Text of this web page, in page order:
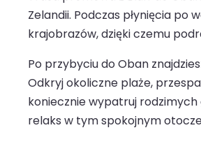
Zelandii. Podczas płynięcia
krajobrazów, dzięki czemu
Po przybyciu do Oban
Odkryj okoliczne plaże,
koniecznie wypatruj
relaks w tym spokojnym